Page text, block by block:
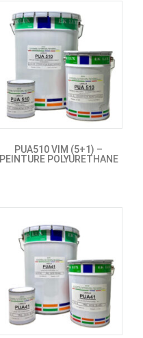
PUA510 VIM (5+1) –
PEINTURE POLYURETHANE